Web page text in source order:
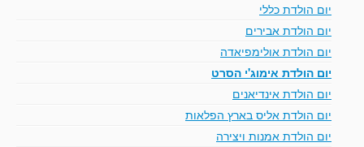
יום הולדת כללי
יום הולדת אבירים
יום הולדת אולימפיאדה
יום הולדת אימוג'י הסרט
יום הולדת אינדיאנים
יום הולדת אליס בארץ הפלאות
יום הולדת אמנות ויצירה